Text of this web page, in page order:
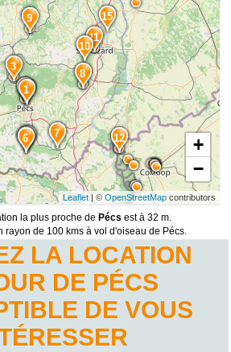
15
12
11
10
9
8
7
6
54
3
2
1
+
−
Leaflet| © OpenStreetMapcontributors
la plus proche de Pécs est à 32 m.
rayon de 100 kms à vol d'oiseau de Pécs.
LA LOCATION
DE PÉCS
DE VOUS